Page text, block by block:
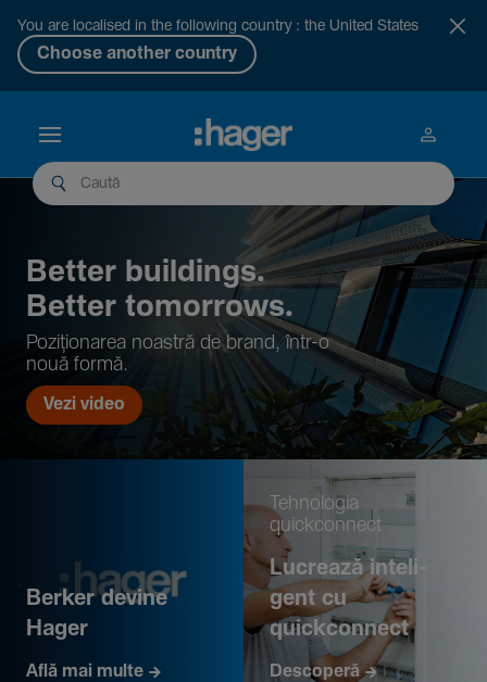
You are localised in the following country : the United States
Choose another country
Better buil­dings.
Better tomor­rows.
Pozi­țio­narea noastră de brand, într-o
nouă formă.
Vezi video
Berker devine
Hager
Află mai multe
Tehno­logia
quickconnect
Lucrează inte­li­
gent cu
quickconnect
Descoperă